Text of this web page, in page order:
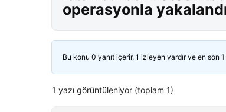
operasyonla
Bu konu 0 yanıt içerir, 1 izleyen vardır ve en son
1 yazı görüntüleniyor (toplam 1)